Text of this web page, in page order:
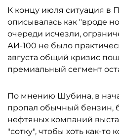
К концу июля ситуация в
описывалась как "вроде
очереди исчезли,
АИ-100 не было
августа общий кризис
премиальный сегмент
По мнению Шубина, в
пропал обычный бензин,
нефтяных компаний
"сотку", чтобы хоть как-то